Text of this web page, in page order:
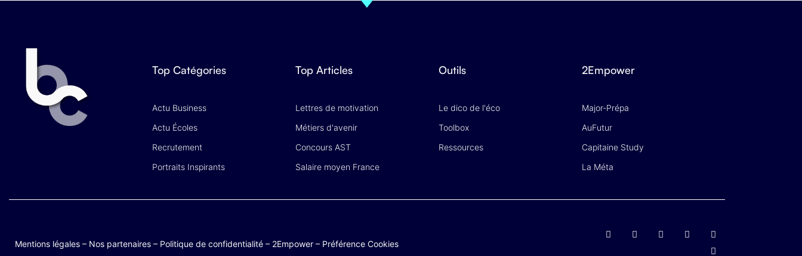
Top Catégories
Actu Business
Actu Écoles
Recrutement
Portraits Inspirants
Top Articles
Lettres de motivation
Métiers d'avenir
Concours AST
Salaire moyen France
Outils
Le dico de l'éco
Toolbox
Ressources
2Empower
Major-Prépa
AuFutur
Capitaine Study
La Méta
Mentions légales – Nos partenaires – Politique de confidentialité – 2Empower – Préférence Cookies